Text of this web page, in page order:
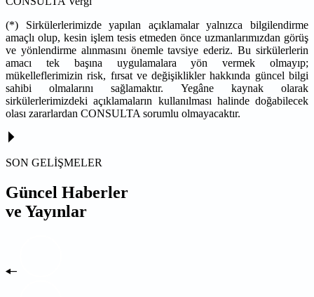
(*) Sirkülerlerimizde yapılan açıklamalar yalnızca bilgilendirme
amaçlı olup, kesin işlem tesis etmeden önce uzmanlarımızdan görüş
ve yönlendirme alınmasını önemle tavsiye ederiz. Bu sirkülerlerin
amacı tek başına uygulamalara yön vermek olmayıp;
mükelleflerimizin risk, fırsat ve değişiklikler hakkında güncel bilgi
sahibi olmalarını sağlamaktır. Yegâne kaynak olarak
sirkülerlerimizdeki açıklamaların kullanılması halinde doğabilecek
olası zararlardan CONSULTA sorumlu olmayacaktır.
SON GELİŞMELER
Güncel Haberler
ve Yayınlar